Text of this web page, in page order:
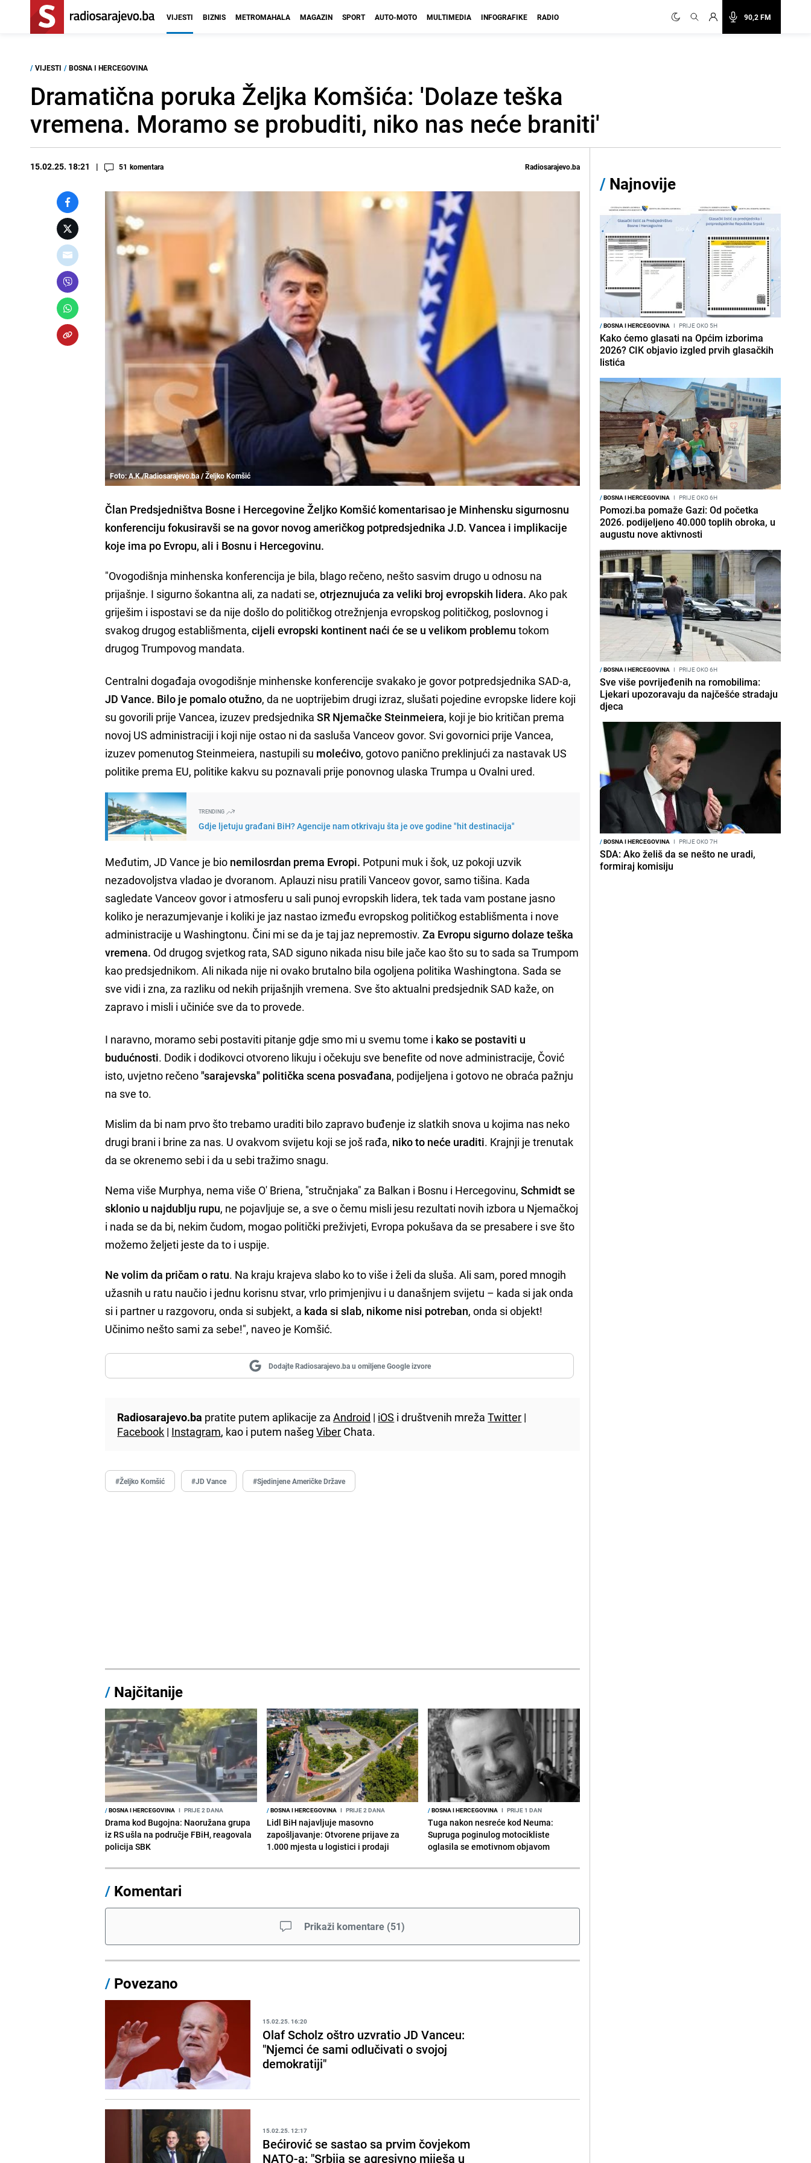
90,2 FM
VIJESTI BIZNIS METROMAHALA MAGAZIN SPORT AUTO-MOTO MULTIMEDIA INFOGRAFIKE RADIO
/ VIJESTI / BOSNA I HERCEGOVINA
Dramatična poruka Željka Komšića: 'Dolaze teška
vremena. Moramo se probuditi, niko nas neće braniti'
15.02.25. 18:21 51 komentara Radiosarajevo.ba
Foto: A.K./Radiosarajevo.ba / Željko Komšić
Član Predsjedništva Bosne i Hercegovine Željko Komšić komentarisao je Minhensku sigurnosnu
konferenciju fokusiravši se na govor novog američkog potpredsjednika J.D. Vancea i implikacije
koje ima po Evropu, ali i Bosnu i Hercegovinu.
"Ovogodišnja minhenska konferencija je bila, blago rečeno, nešto sasvim drugo u odnosu na
prijašnje. I sigurno šokantna ali, za nadati se, otrjeznujuća za veliki broj evropskih lidera. Ako pak
griješim i ispostavi se da nije došlo do političkog otrežnjenja evropskog političkog, poslovnog i
svakog drugog establišmenta,cijeli evropski kontinent naći će se u velikom problemu tokom
drugog Trumpovog mandata.
Centralni događaja ovogodišnje minhenske konferencije svakako je govor potpredsjednika SAD-a,
JD Vance. Bilo je pomalo otužno, da ne uoptrijebim drugi izraz, slušati pojedine evropske lidere koji
su govorili prije Vancea, izuzev predsjednika SR Njemačke Steinmeiera, koji je bio kritičan prema
novoj US administraciji i koji nije ostao ni da sasluša Vanceov govor. Svi govornici prije Vancea,
izuzev pomenutog Steinmeiera, nastupili su molećivo, gotovo panično preklinjući za nastavak US
politike prema EU, politike kakvu su poznavali prije ponovnog ulaska Trumpa u Ovalni ured.
TRENDING
Gdje ljetuju građani BiH? Agencije nam otkrivaju šta je ove godine "hit destinacija"
Međutim, JD Vance je bio nemilosrdan prema Evropi. Potpuni muk i šok, uz pokoji uzvik
nezadovoljstva vladao je dvoranom. Aplauzi nisu pratili Vanceov govor, samo tišina. Kada
sagledate Vanceov govor i atmosferu u sali punoj evropskih lidera, tek tada vam postane jasno
koliko je nerazumjevanje i koliki je jaz nastao između evropskog političkog establišmenta i nove
administracije u Washingtonu. Čini mi se da je taj jaz nepremostiv. Za Evropu sigurno dolaze teška
vremena. Od drugog svjetkog rata, SAD siguno nikada nisu bile jače kao što su to sada sa Trumpom
kao predsjednikom. Ali nikada nije ni ovako brutalno bila ogoljena politika Washingtona. Sada se
sve vidi i zna, za razliku od nekih prijašnjih vremena. Sve što aktualni predsjednik SAD kaže, on
zapravo i misli i učiniće sve da to provede.
I naravno, moramo sebi postaviti pitanje gdje smo mi u svemu tome i kako se postaviti u
budućnosti. Dodik i dodikovci otvoreno likuju i očekuju sve benefite od nove administracije, Čović
isto, uvjetno rečeno"sarajevska" politička scena posvađana, podijeljena i gotovo ne obraća pažnju
na sve to.
Mislim da bi nam prvo što trebamo uraditi bilo zapravo buđenje iz slatkih snova u kojima nas neko
drugi brani i brine za nas. U ovakvom svijetu koji se još rađa, niko to neće uraditi. Krajnji je trenutak
da se okrenemo sebi i da u sebi tražimo snagu.
Nema više Murphya, nema više O' Briena, "stručnjaka" za Balkan i Bosnu i Hercegovinu, Schmidt se
sklonio u najdublju rupu, ne pojavljuje se, a sve o čemu misli jesu rezultati novih izbora u Njemačkoj
i nada se da bi, nekim čudom, mogao politički preživjeti, Evropa pokušava da se presabere i sve što
možemo željeti jeste da to i uspije.
Ne volim da pričam o ratu. Na kraju krajeva slabo ko to više i želi da sluša. Ali sam, pored mnogih
užasnih u ratu naučio i jednu korisnu stvar, vrlo primjenjivu i u današnjem svijetu – kada si jak onda
si i partner u razgovoru, onda si subjekt, a kada si slab, nikome nisi potreban, onda si objekt!
Učinimo nešto sami za sebe!", naveo je Komšić.
Dodajte Radiosarajevo.ba u omiljene Google izvore
Radiosarajevo.ba pratite putem aplikacije zaAndroid | iOS i društvenih mrežaTwitter |
Facebook | Instagram, kao i putem našegViber Chata.
#Željko Komšić #JD Vance #Sjedinjene Američke Države
/ Najčitanije
/BOSNA I HERCEGOVINA I PRIJE 2 DANA
Drama kod Bugojna: Naoružana grupa
iz RS ušla na područje FBiH, reagovala
policija SBK
/BOSNA I HERCEGOVINA I PRIJE 2 DANA
Lidl BiH najavljuje masovno
zapošljavanje: Otvorene prijave za
1.000 mjesta u logistici i prodaji
/BOSNA I HERCEGOVINA I PRIJE 1 DAN
Tuga nakon nesreće kod Neuma:
Supruga poginulog motocikliste
oglasila se emotivnom objavom
/ Komentari
Prikaži komentare (51)
/ Povezano
15.02.25. 16:20
Olaf Scholz oštro uzvratio JD Vanceu:
"Njemci će sami odlučivati o svojoj
demokratiji"
15.02.25. 12:17
Bećirović se sastao sa prvim čovjekom
NATO-a: "Srbija se agresivno miješa u
/ Najnovije
/BOSNA I HERCEGOVINA I PRIJE OKO 5H
Kako ćemo glasati na Općim izborima
2026? CIK objavio izgled prvih glasačkih
listića
/BOSNA I HERCEGOVINA I PRIJE OKO 6H
Pomozi.ba pomaže Gazi: Od početka
2026. podijeljeno 40.000 toplih obroka, u
augustu nove aktivnosti
/BOSNA I HERCEGOVINA I PRIJE OKO 6H
Sve više povrijeđenih na romobilima:
Ljekari upozoravaju da najčešće stradaju
djeca
/BOSNA I HERCEGOVINA I PRIJE OKO 7H
SDA: Ako želiš da se nešto ne uradi,
formiraj komisiju